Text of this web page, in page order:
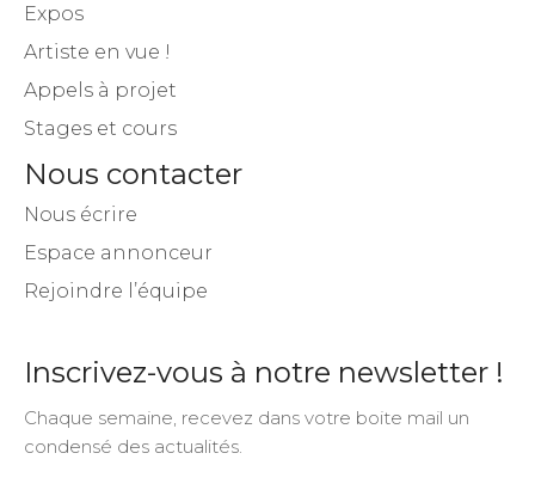
Expos
Artiste en vue !
Appels à projet
Stages et cours
Nous contacter
Nous écrire
Espace annonceur
Rejoindre l’équipe
Inscrivez-vous à notre newsletter !
Chaque semaine, recevez dans votre boite mail un
condensé des actualités.